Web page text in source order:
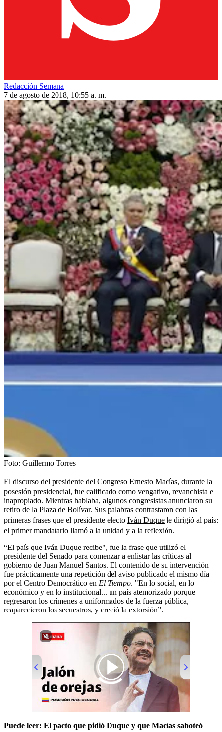
Redacción Semana
7 de agosto de 2018, 10:55 a. m.
Foto: Guillermo Torres
El discurso del presidente del Congreso Ernesto Macías, durante la
posesión presidencial, fue calificado como vengativo, revanchista e
inapropiado. Mientras hablaba, algunos congresistas anunciaron su
retiro de la Plaza de Bolívar. Sus palabras contrastaron con las
primeras frases que el presidente electo Iván Duque le dirigió al país:
el primer mandatario llamó a la unidad y a la reflexión.
“El país que Iván Duque recibe", fue la frase que utilizó el
presidente del Senado para comenzar a enlistar las críticas al
gobierno de Juan Manuel Santos. El contenido de su intervención
fue prácticamente una repetición del aviso publicado el mismo día
por el Centro Democrático en El Tiempo. "En lo social, en lo
económico y en lo institucional... un país atemorizado porque
regresaron los crímenes a uniformados de la fuerza pública,
reaparecieron los secuestros, y creció la extorsión”.
00:00/01:13
Puede leer: El pacto que pidió Duque y que Macías saboteó